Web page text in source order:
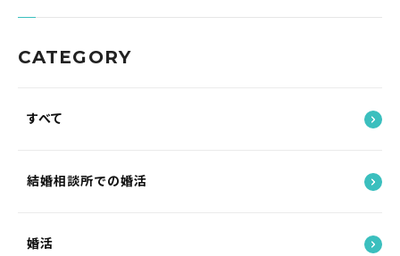
CATEGORY
すべて
結婚相談所での婚活
婚活